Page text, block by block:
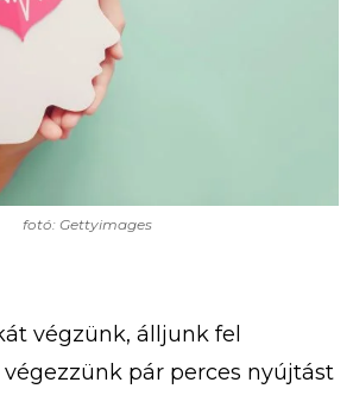
fotó: Gettyimages
végzünk, álljunk fel
pár perces nyújtást